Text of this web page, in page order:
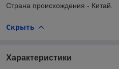
Страна происхождения - Китай.
Скрыть
Характеристики